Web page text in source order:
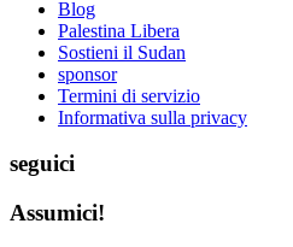
Blog
Palestina Libera
Sostieni il Sudan
sponsor
Termini di servizio
Informativa sulla privacy
seguici
Assumici!